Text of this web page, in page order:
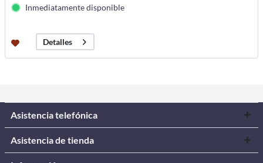
Inmediatamente disponible
Detalles
Asistencia telefónica
Asistencia de tienda